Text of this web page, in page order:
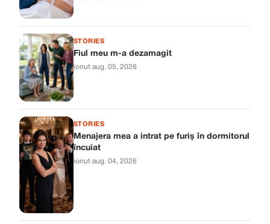
STORIES
Fiul meu m-a dezamagit
ionut·aug. 05, 2026
STORIES
Menajera mea a intrat pe furiș în dormitorul
încuiat
ionut·aug. 04, 2026